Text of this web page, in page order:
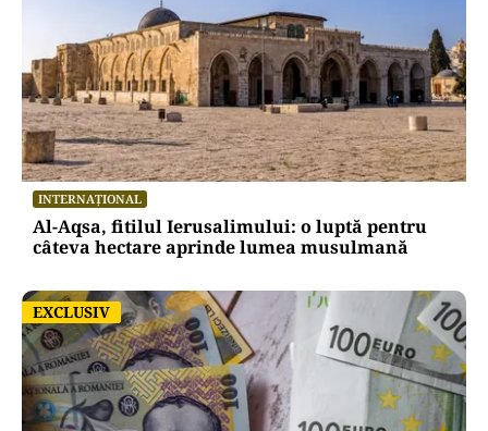
INTERNAȚIONAL
Al-Aqsa, fitilul Ierusalimului: o luptă pentru
câteva hectare aprinde lumea musulmană
EXCLUSIV
EXCLUSIV